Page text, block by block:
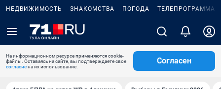
НЕДВИЖИМОСТЬ ЗНАКОМСТВА ПОГОДА ТЕЛЕПРОГРАММА
На информационном ресурсе применяются cookie-
файлы. Оставаясь на сайте, вы подтверждаете свое
согласиена их использование.
Согласен